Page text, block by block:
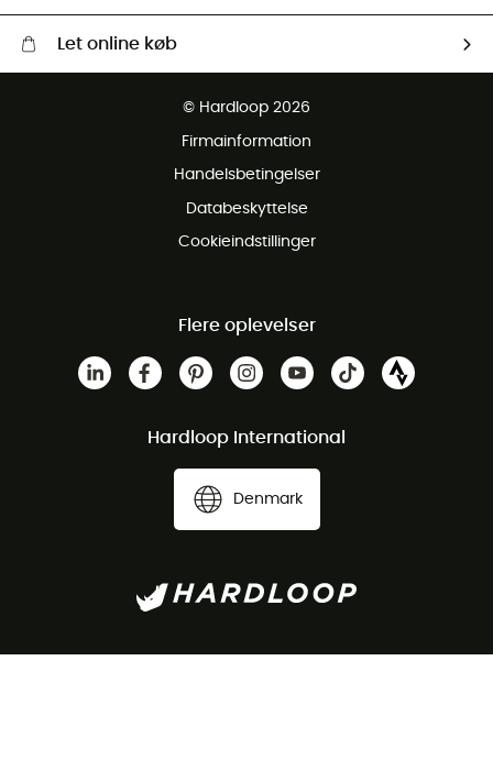
Let online køb
Gratis retur inden for 100 dage
© Hardloop 2026
Firmainformation
Handelsbetingelser
Databeskyttelse
Cookieindstillinger
Flere oplevelser
Hardloop International
Denmark